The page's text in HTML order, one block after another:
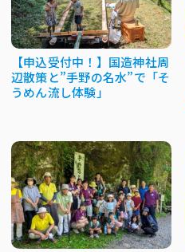
【申込受付中！】国造神社周
辺散策と”手野の名水”で「そ
うめん流し体験」